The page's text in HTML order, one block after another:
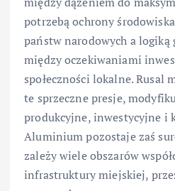
potrzebą ochrony
państw narodowych a
między oczekiwaniami
społeczności lokalne. Rusal
te sprzeczne presje,
produkcyjne, inwestycyjne i
Aluminium pozostaje zaś
zależy wiele obszarów
infrastruktury miejskiej,